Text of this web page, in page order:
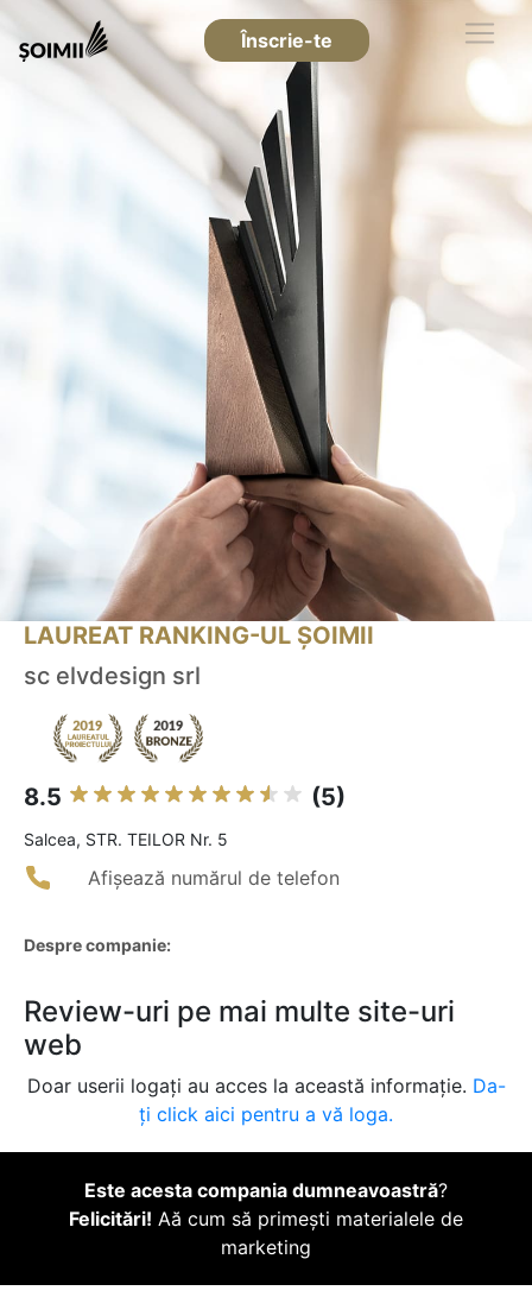
Înscrie-te
LAUREAT RANKING-UL ȘOIMII
sc elvdesign srl
8.5 (5)
Salcea, STR. TEILOR Nr. 5
Afișează numărul de telefon
Despre companie:
Review-uri pe mai multe site-uri
web
Doar userii logați au acces la această informație. Da-
ți click aici pentru a vă loga.
Este acesta compania dumneavoastră?
Felicitări! Aă cum să primești materialele de
marketing